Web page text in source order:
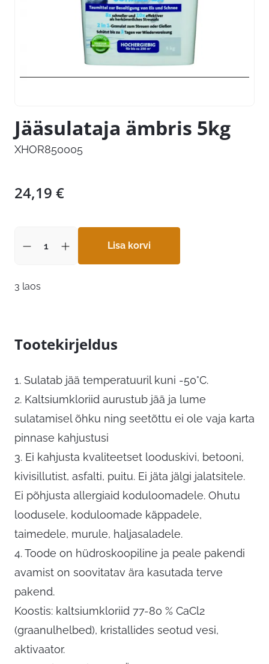
Jääsulataja ämbris 5kg
XHOR850005
24,19 €
Lisa korvi
3 laos
Tootekirjeldus
1. Sulatab jää temperatuuril kuni -50°C.
2. Kaltsiumkloriid aurustub jää ja lume
sulatamisel õhku ning seetõttu ei ole vaja karta
pinnase kahjustusi
3. Ei kahjusta kvaliteetset looduskivi, betooni,
kivisillutist, asfalti, puitu. Ei jäta jälgi jalatsitele.
Ei põhjusta allergiaid koduloomadele. Ohutu
loodusele, koduloomade käppadele,
taimedele, murule, haljasaladele.
4. Toode on hüdroskoopiline ja peale pakendi
avamist on soovitatav ära kasutada terve
pakend.
Koostis: kaltsiumkloriid 77-80 % CaCl2
(graanulhelbed), kristallides seotud vesi,
aktivaator.